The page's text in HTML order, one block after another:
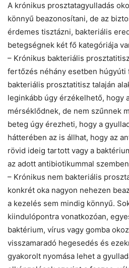
A krónikus prosztatagyulladás
könnyű beazonosítani, de az
érdemes tisztázni, bakteriális
betegségnek két fő kategóriája
– Krónikus bakteriális
fertőzés néhány esetben húgyúti
bakteriális prosztatitisz talaján
leginkább úgy érzékelhető, hogy
mérséklődnek, de nem szűnnek
beteg úgy érezheti, hogy a
hátterében az is állhat, hogy az
rövid ideig tartott vagy a
az adott antibiotikummal
– Krónikus nem bakteriális
konkrét oka nagyon nehezen
a kezelés sem mindig könnyű.
kiindulópontra vonatkozóan,
baktérium, vírus vagy gomba
visszamaradó hegesedés és
gyakorolt nyomása lehet a